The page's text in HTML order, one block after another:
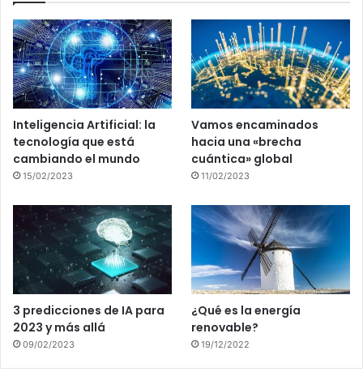
Inteligencia Artificial: la
tecnología que está
cambiando el mundo
15/02/2023
Vamos encaminados
hacia una «brecha
cuántica» global
11/02/2023
3 predicciones de IA para
2023 y más allá
09/02/2023
¿Qué es la energía
renovable?
19/12/2022